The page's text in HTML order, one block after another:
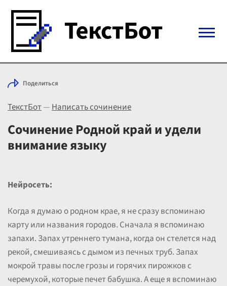
Войти с Telegram
Выбрать режим
Цены
Поделиться
ТекстБот—Написать сочинение
Сочинение Родной край и удели
внимание языку
Нейросеть:
Когда я думаю о родном крае, я не сразу вспоминаю
карту или названия городов. Сначала я вспоминаю
запахи. Запах утреннего тумана, когда он стелется над
рекой, смешиваясь с дымом из печных труб. Запах
мокрой травы после грозы и горячих пирожков с
черемухой, которые печет бабушка. А еще я вспоминаю